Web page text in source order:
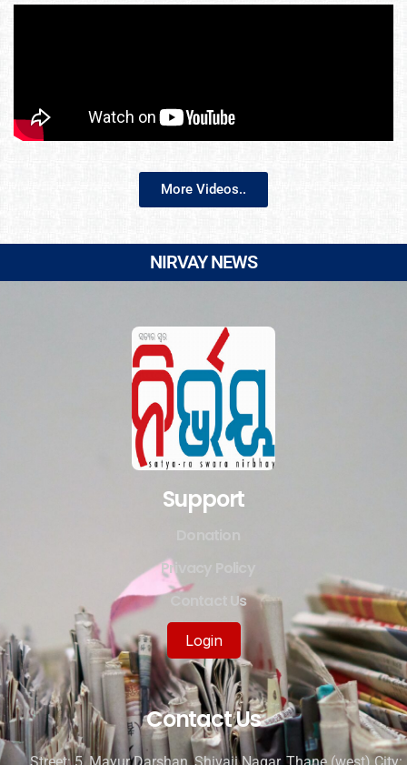
More Videos..
NIRVAY NEWS
Support
Privacy Policy
Contact Us
Login
Contact Us